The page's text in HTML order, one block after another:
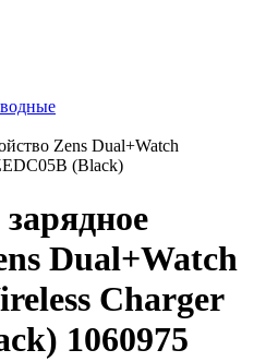
Zens Dual+Watch
(Black)
Dual+Watch
Charger
1060975